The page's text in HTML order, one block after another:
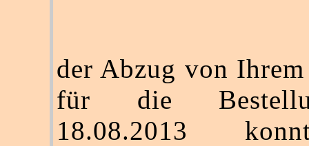
der Abzug von
für die
18.08.2013